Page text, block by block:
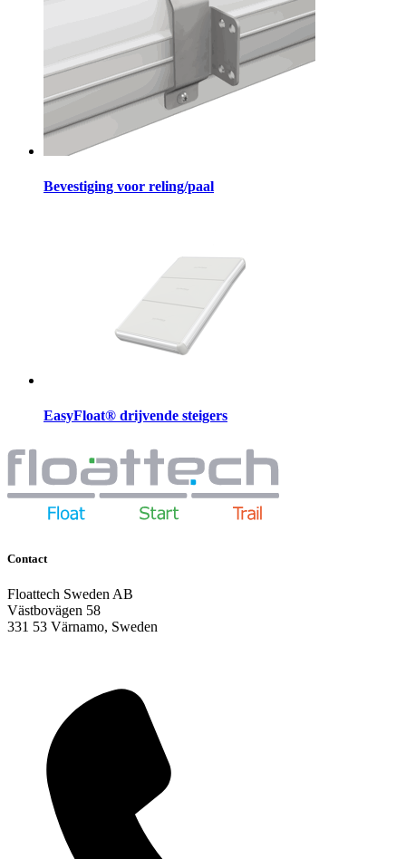
Bevestiging voor reling/paal
EasyFloat® drijvende steigers
Contact
Floattech Sweden AB
Västbovägen 58
331 53 Värnamo, Sweden